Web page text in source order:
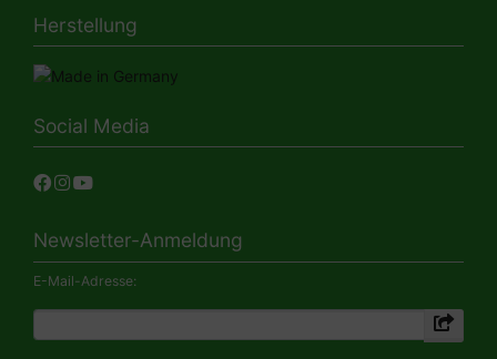
Herstellung
Social Media
Newsletter-Anmeldung
E-Mail-Adresse: